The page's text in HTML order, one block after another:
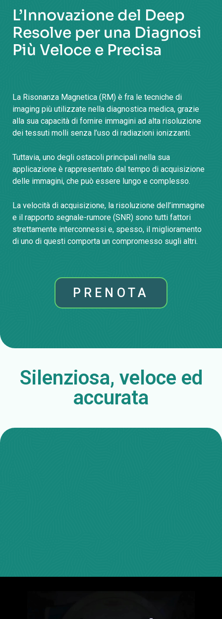
L’Innovazione del Deep
Resolve per una Diagnosi
Più Veloce e Precisa
La Risonanza Magnetica (RM) è fra le tecniche di
imaging più utilizzate nella diagnostica medica, grazie
alla sua capacità di fornire immagini ad alta risoluzione
dei tessuti molli senza l’uso di radiazioni ionizzanti.
Tuttavia, uno degli ostacoli principali nella sua
applicazione è rappresentato dal tempo di acquisizione
delle immagini, che può essere lungo e complesso.
La velocità di acquisizione, la risoluzione dell’immagine
e il rapporto segnale-rumore (SNR) sono tutti fattori
strettamente interconnessi e, spesso, il miglioramento
di uno di questi comporta un compromesso sugli altri.
PRENOTA
Silenziosa, veloce ed
accurata